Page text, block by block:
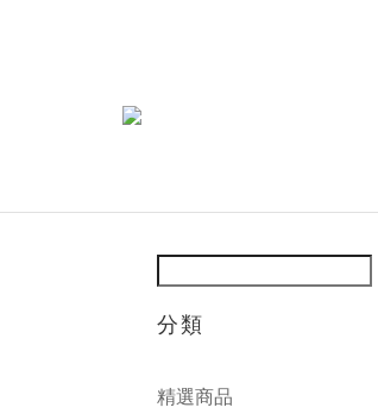
分類
精選商品